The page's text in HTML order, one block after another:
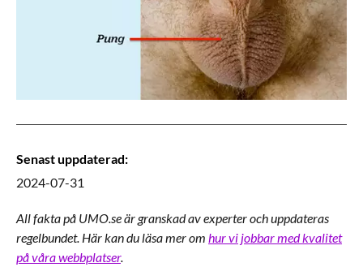
Senast uppdaterad:
2024-07-31
All fakta på UMO.se är granskad av experter och uppdateras
regelbundet. Här kan du läsa mer om hur vi jobbar med kvalitet
på våra webbplatser.